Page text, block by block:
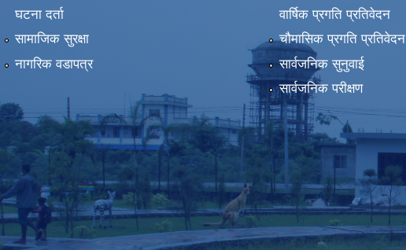
घटना दर्ता
सामाजिक सुरक्षा
नागरिक वडापत्र
वार्षिक प्रगति प्रतिवेदन
चौमासिक प्रगति प्रतिवेदन
सार्वजनिक सुनुवाई
सार्वजनिक परीक्षण